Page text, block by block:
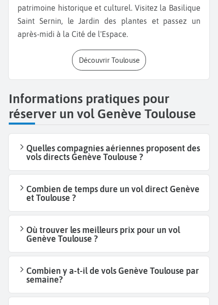
patrimoine historique et culturel. Visitez la Basilique
Saint Sernin, le Jardin des plantes et passez un
après-midi à la Cité de l'Espace.
Découvrir Toulouse
Informations pratiques pour
réserver un vol Genève Toulouse
Quelles compagnies aériennes proposent des
vols directs Genève Toulouse ?
Combien de temps dure un vol direct Genève
et Toulouse ?
Où trouver les meilleurs prix pour un vol
Genève Toulouse ?
Combien y a-t-il de vols Genève Toulouse par
semaine?